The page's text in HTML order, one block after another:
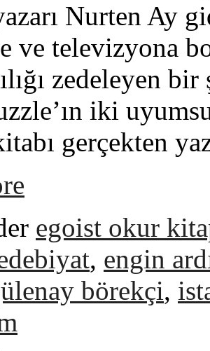
Nurten Ay
ve televizyona
zedeleyen
iki
gerçekten
egoist okur
, engin
börekçi,